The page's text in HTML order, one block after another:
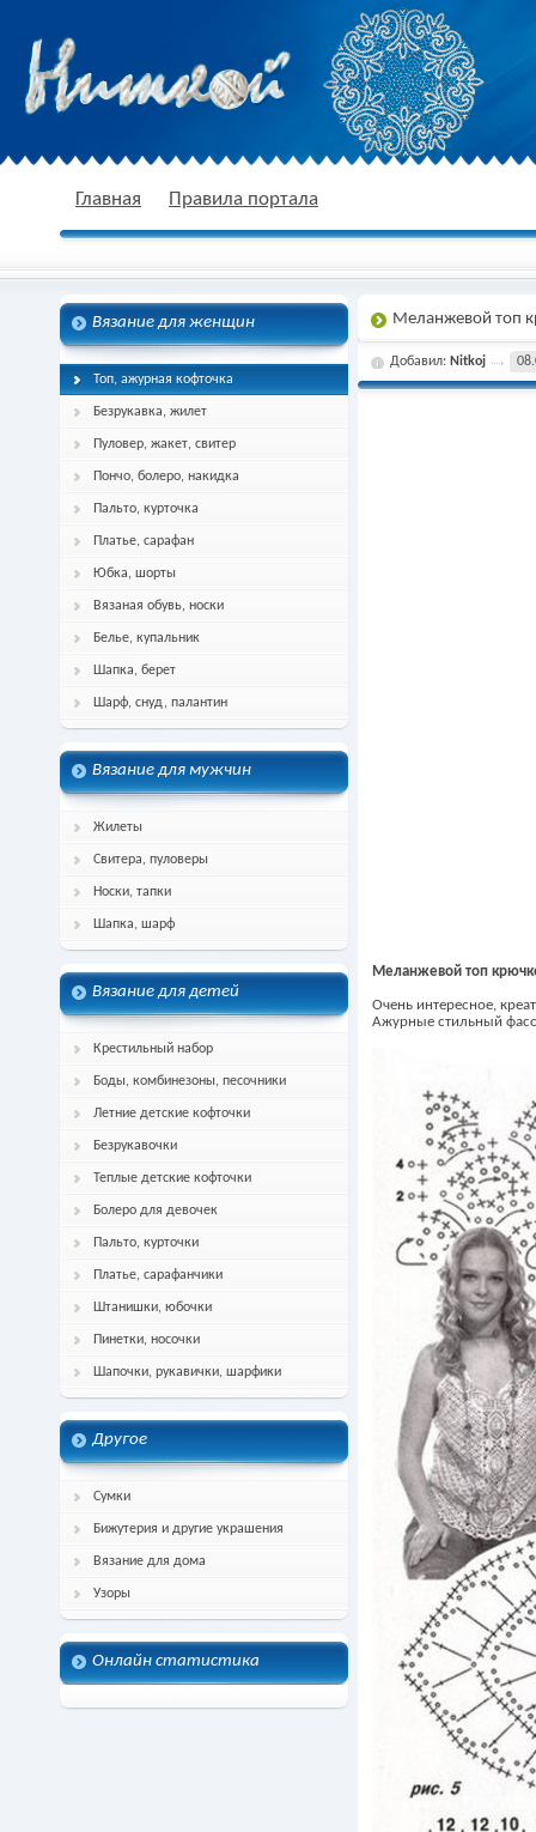
спицами, схема и описание
Главная Правила портала
Вязание для женщин
Топ, ажурная кофточка
Безрукавка, жилет
Пуловер, жакет, свитер
Пончо, болеро, накидка
Пальто, курточка
Платье, сарафан
Юбка, шорты
Вязаная обувь, носки
Белье, купальник
Шапка, берет
Шарф, снуд, палантин
Вязание для мужчин
Жилеты
Свитера, пуловеры
Носки, тапки
Шапка, шарф
Вязание для детей
Крестильный набор
Боды, комбинезоны, песочники
Летние детские кофточки
Безрукавочки
Теплые детские кофточки
Болеро для девочек
Пальто, курточки
Платье, сарафанчики
Штанишки, юбочки
Пинетки, носочки
Шапочки, рукавички, шарфики
Другое
Сумки
Бижутерия и другие украшения
Вязание для дома
Узоры
Онлайн статистика
Меланжевой топ
Добавил: Nitkoj
Меланжевой топ
Очень интересное,
Ажурные стильный